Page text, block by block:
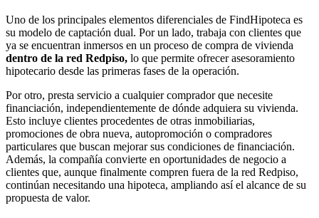
Uno de los principales elementos diferenciales de FindHipoteca es
su modelo de captación dual. Por un lado, trabaja con clientes que
ya se encuentran inmersos en un proceso de compra de vivienda
dentro de la red Redpiso, lo que permite ofrecer asesoramiento
hipotecario desde las primeras fases de la operación.
Por otro, presta servicio a cualquier comprador que necesite
financiación, independientemente de dónde adquiera su vivienda.
Esto incluye clientes procedentes de otras inmobiliarias,
promociones de obra nueva, autopromoción o compradores
particulares que buscan mejorar sus condiciones de financiación.
Además, la compañía convierte en oportunidades de negocio a
clientes que, aunque finalmente compren fuera de la red Redpiso,
continúan necesitando una hipoteca, ampliando así el alcance de su
propuesta de valor.